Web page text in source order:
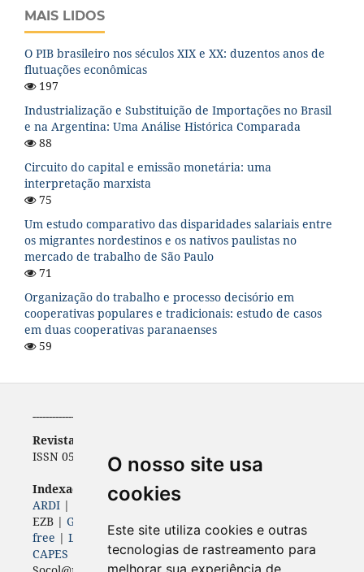
O nosso site usa
cookies
Este site utiliza cookies e outras
tecnologias de rastreamento para
melhorar sua experiência de
MAIS LIDOS
O PIB brasileiro nos séculos XIX e XX: duzentos anos de
flutuações econômicas
197
Industrialização e Substituição de Importações no Brasil
e na Argentina: Uma Análise Histórica Comparada
88
Circuito do capital e emissão monetária: uma
interpretação marxista
75
Um estudo comparativo das disparidades salariais entre
os migrantes nordestinos e os nativos paulistas no
mercado de trabalho de São Paulo
71
Organização do trabalho e processo decisório em
cooperativas populares e tradicionais: estudo de casos
em duas cooperativas paranaenses
59
-----------------------------------------------------------
Revista de Economia
ISSN 0556-5782 | e-ISSN 2316-9397
Indexadores (Bases, diretórios e portais)
ARDI| |Diadorim|Dimensions
EZB | Genamics Google Scholar ISSN
free | Latindex|LivRe |OAJI| Open Air |Periódicos
CAPES
ROAD|Sherpa Romeo|